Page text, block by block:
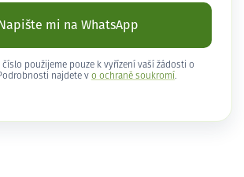
Napište mi na WhatsApp
číslo použijeme pouze k vyřízení vaší žádosti o
najdete v o ochraně soukromí .